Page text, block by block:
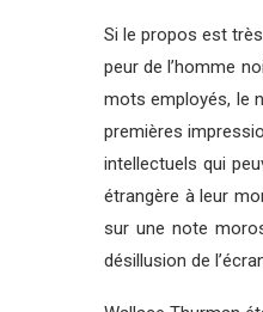
Si le propos est
peur de l’homme
mots employés, le
premières
intellectuels qui
étrangère à leur
sur une note
désillusion de